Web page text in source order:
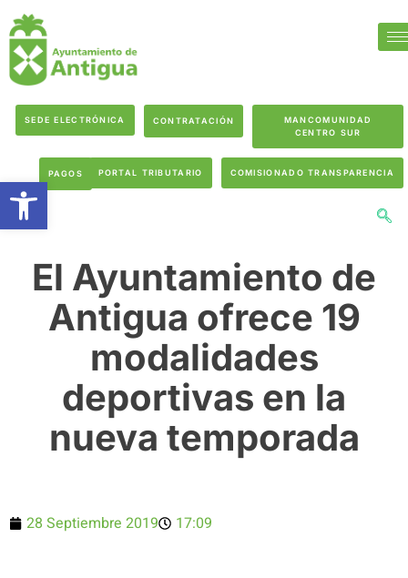
SEDE ELECTRÓNICA CONTRATACIÓN
MANCOMUNIDAD
CENTRO SUR
PAGOS PORTAL TRIBUTARIO COMISIONADO TRANSPARENCIA
El Ayuntamiento de
Antigua ofrece 19
modalidades
deportivas en la
nueva temporada
28 Septiembre 2019 17:09
Abrir barra de herramientas